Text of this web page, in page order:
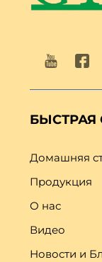
БЫСТРАЯ
Домашняя
Продукция
О нас
Видео
Новости и